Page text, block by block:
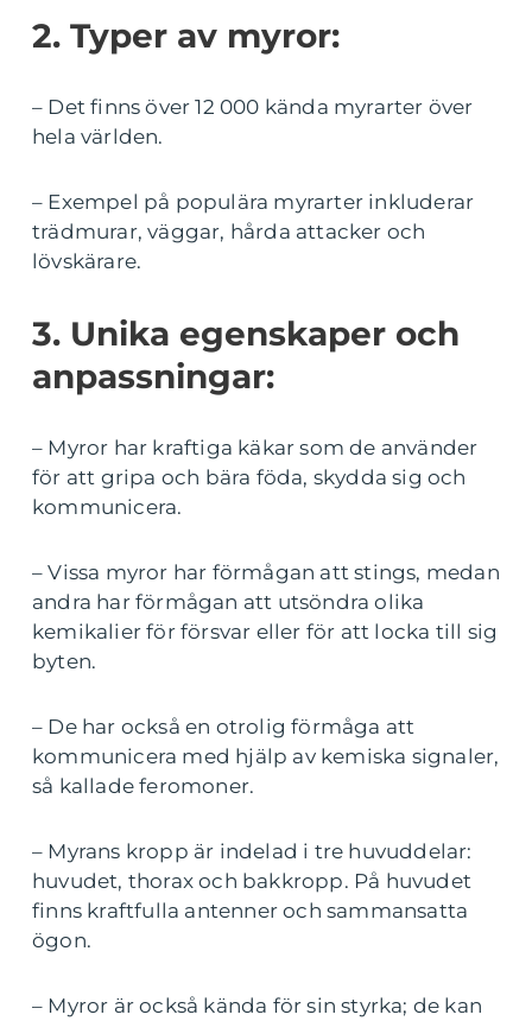
2. Typer av myror:
– Det finns över 12 000 kända myrarter över
hela världen.
– Exempel på populära myrarter inkluderar
trädmurar, väggar, hårda attacker och
lövskärare.
3. Unika egenskaper och
anpassningar:
– Myror har kraftiga käkar som de använder
för att gripa och bära föda, skydda sig och
kommunicera.
– Vissa myror har förmågan att stings, medan
andra har förmågan att utsöndra olika
kemikalier för försvar eller för att locka till sig
byten.
– De har också en otrolig förmåga att
kommunicera med hjälp av kemiska signaler,
så kallade feromoner.
– Myrans kropp är indelad i tre huvuddelar:
huvudet, thorax och bakkropp. På huvudet
finns kraftfulla antenner och sammansatta
ögon.
– Myror är också kända för sin styrka; de kan